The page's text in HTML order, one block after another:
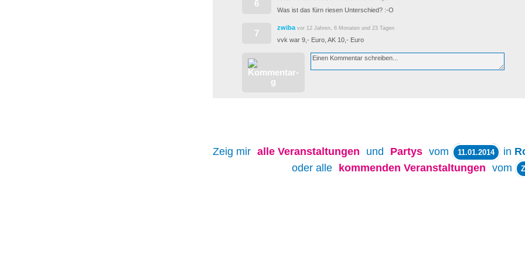
6
Was ist das fürn riesen Unterschied? :-O
7
zwiba vor 12 Jahren, 6 Monaten und 23 Tagen
vvk war 9,- Euro, AK 10,- Euro
Zeig mir alle Veranstaltungen und Partys vom 11.01.2014 in
oder alle
kommenden Veranstaltungen vom